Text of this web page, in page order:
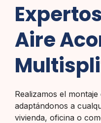
Aire
Realizamos el
adaptándonos a
vivienda, oficina o